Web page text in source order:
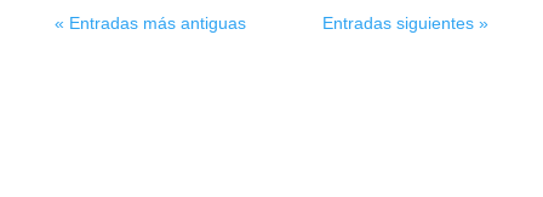
« Entradas más antiguas Entradas siguientes »